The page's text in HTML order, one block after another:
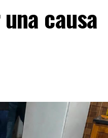
causa